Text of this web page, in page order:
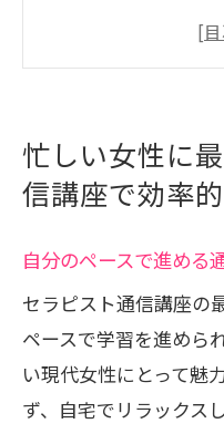
資格取得ま
オンライン教
専門講師の
通信講座受講
セラピスト通信講
ットを徹底解説
自宅学習で得
通信講座と通
動画コンテン
忙しい女性に
信講座で効率
自分のペースで進める
セラピスト通信講座の
ペースで学習を進めら
い現代女性にとって魅
ず、自宅でリラックス